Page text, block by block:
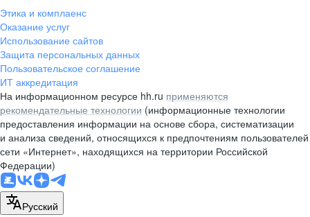
pr@rabota.by
Алматы
пр. Абая, д. 151, БЦ Алатау,
12 этаж, офис 1209
+7 727 232-13-13
pr@headhunter.com.kz
Этика и комплаенс
Оказание услуг
Использование сайтов
Защита персональных данных
Пользовательское соглашение
ИТ аккредитация
На информационном ресурсе hh.ru применяются
рекомендательные технологии (информационные технологии
предоставления информации на основе сбора, систематизации
и анализа сведений, относящихся к предпочтениям пользователей
сети «Интернет», находящихся на территории Российской
Федерации)
Русский